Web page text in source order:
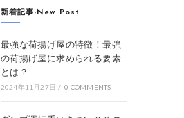
新着記事-New Post
最強な荷揚げ屋の特徴！最強
の荷揚げ屋に求められる要素
とは？
2024年11月27日 / 0 COMMENTS